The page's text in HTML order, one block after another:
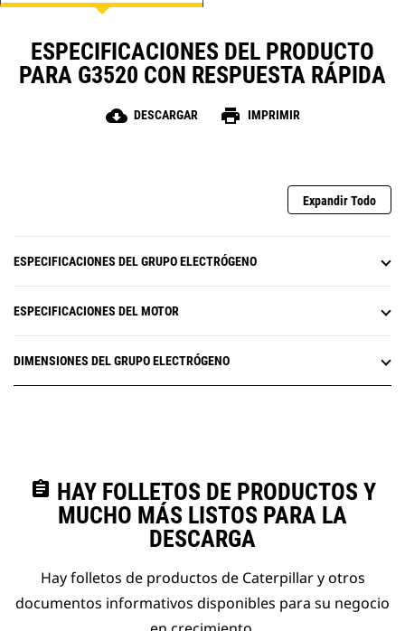
ESPECIFICACIONES DEL PRODUCTO
PARA G3520 CON RESPUESTA RÁPIDA
cloud_download DESCARGAR print IMPRIMIR
Expandir Todo
ESPECIFICACIONES DEL GRUPO ELECTRÓGENO
ESPECIFICACIONES DEL MOTOR
DIMENSIONES DEL GRUPO ELECTRÓGENO
assignment HAY FOLLETOS DE PRODUCTOS Y
MUCHO MÁS LISTOS PARA LA
DESCARGA
Hay folletos de productos de Caterpillar y otros
documentos informativos disponibles para su negocio